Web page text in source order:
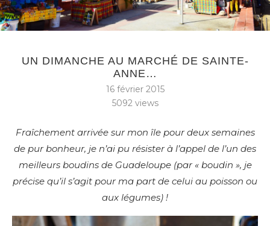
UN DIMANCHE AU MARCHÉ DE SAINTE-
ANNE…
16 février 2015
5092views
Fraîchement arrivée sur mon île pour deux semaines
de pur bonheur, je n’ai pu résister à l’appel de l’un des
meilleurs boudins de Guadeloupe (par « boudin », je
précise qu’il s’agit pour ma part de celui au poisson ou
aux légumes) !